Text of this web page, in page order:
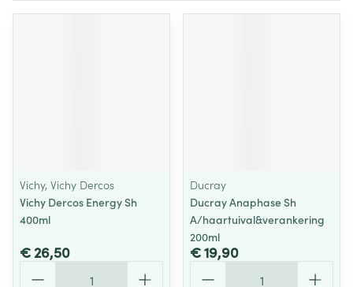
Vichy, Vichy Dercos
Vichy Dercos Energy Sh
400ml
€ 26,50
Ducray
Ducray Anaphase Sh
A/haartuival&verankering
200ml
€ 19,90